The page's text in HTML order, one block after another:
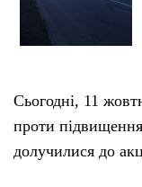
Сьогодні, 11
проти
долучилися до